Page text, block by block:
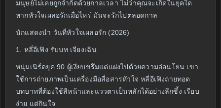
มนุษย์ไม่เคยถูกจำกัดด้วยกาลเวลา ไม่ว่าคุณจะเกิดในยุคใด
หากหัวใจเผลอรักเมื่อไหร่ มันจะรักไปตลอดกาล
นักแสดงนำ วันที่หัวใจเผลอรัก (2026)
1. หลี่อีเฟิง รับบท เจียงเฉิน
หนุ่มเนิร์ดยุค 90 ผู้เงียบขรึมแต่แฝงไปด้วยความอ่อนโยน เขา
ใช้การถ่ายภาพเป็นเครื่องมือสื่อสารหัวใจ หลี่อีเฟิงถ่ายทอด
บทบาทที่ต้องใช้สีหน้าและแววตาเป็นหลักได้อย่างลึกซึ้ง เรียบ
ง่าย แต่กินใจ